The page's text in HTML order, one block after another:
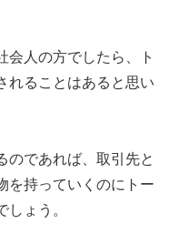
会人の方でしたら、ト
れることはあると思い
のであれば、取引先と
を持っていくのにトー
しょう。